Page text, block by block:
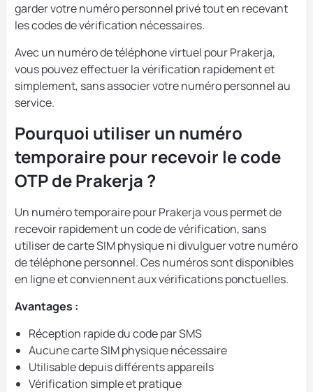
garder votre numéro personnel privé tout en recevant
les codes de vérification nécessaires.
Avec un numéro de téléphone virtuel pour Prakerja,
vous pouvez effectuer la vérification rapidement et
simplement, sans associer votre numéro personnel au
service.
Pourquoi utiliser un numéro
temporaire pour recevoir le code
OTP de Prakerja ?
Un numéro temporaire pour Prakerja vous permet de
recevoir rapidement un code de vérification, sans
utiliser de carte SIM physique ni divulguer votre numéro
de téléphone personnel. Ces numéros sont disponibles
en ligne et conviennent aux vérifications ponctuelles.
Avantages :
Réception rapide du code par SMS
Aucune carte SIM physique nécessaire
Utilisable depuis différents appareils
Vérification simple et pratique